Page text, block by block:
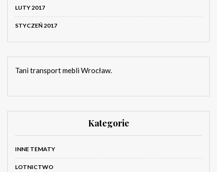
LUTY 2017
STYCZEŃ 2017
Tani transport mebli Wrocław.
Kategorie
INNE TEMATY
LOTNICTWO